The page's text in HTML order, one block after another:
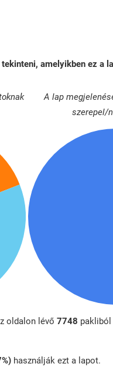
amelyikben ez a
A lap
szerepel/
oldalon lévő 7748 pakliból
használják ezt a lapot.